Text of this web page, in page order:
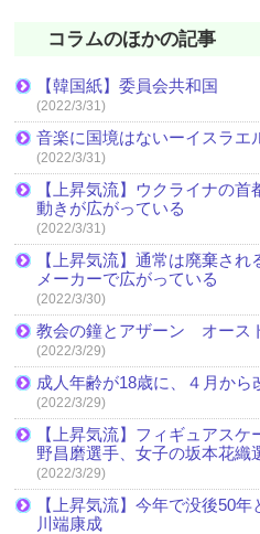
コラムのほかの記事
【韓国紙】委員会共和国
(2022/3/31)
音楽に国境はないーイスラエ
(2022/3/31)
【上昇気流】ウクライナの
動きが広がっている
(2022/3/31)
【上昇気流】通常は廃棄さ
メーカーで広がっている
(2022/3/30)
教会の鐘とアザーン オース
(2022/3/29)
成人年齢が18歳に、４月から
(2022/3/29)
【上昇気流】フィギュアス
野昌磨選手、女子の坂本花織
(2022/3/29)
【上昇気流】今年で没後50
川端康成